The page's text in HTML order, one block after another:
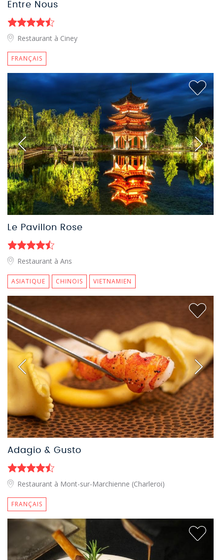
Entre Nous
Restaurant à Ciney
FRANÇAIS
Le Pavillon Rose
Restaurant à Ans
ASIATIQUE CHINOIS VIETNAMIEN
Adagio & Gusto
Restaurant à Mont-sur-Marchienne (Charleroi)
FRANÇAIS